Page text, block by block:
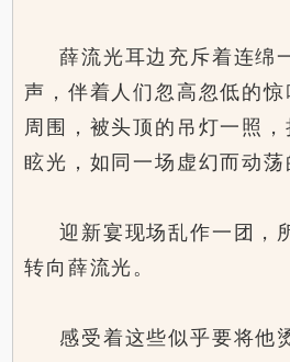
薛流光耳边充斥着连绵
声，伴着人们忽高忽低的
周围，被头顶的吊灯一照
眩光，如同一场虚幻而动荡
迎新宴现场乱作一团，
转向薛流光。
感受着这些似乎要将他